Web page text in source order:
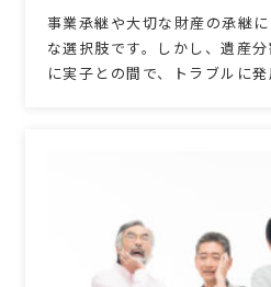
事業承継や大切な財産の承継
な選択肢です。しかし、遺産
に実子との間で、トラブルに